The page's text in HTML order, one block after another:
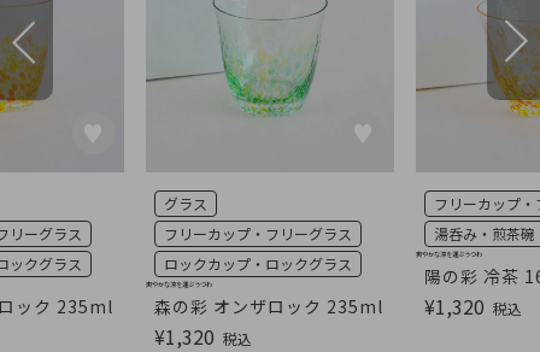
ック 235ml
リーグラス
ックグラス
森の彩 オンザロック 235ml
グラス
フリーカップ・フリーグラス
ロックカップ・ロックグラス
¥1,320 税込
爽やかな涼を運ぶうつわ 陽の彩 冷茶
フリーカップ
湯呑み・煎茶碗
¥1,320 税込
爽やかな涼を運ぶうつわ